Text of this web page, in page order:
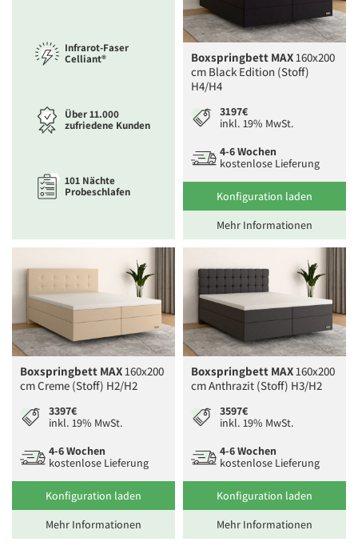
Infrarot-Faser
Celliant®
Über 11.000
zufriedene Kunden
101 Nächte
Probeschlafen
Boxspringbett MAX160x200
cm Black Edition (Stoff)
H4/H4
3197€
inkl. 19% MwSt.
4-6 Wochen
kostenlose Lieferung
Konfiguration laden
Mehr Informationen
Boxspringbett MAX160x200
cm Creme (Stoff) H2/H2
3397€
inkl. 19% MwSt.
4-6 Wochen
kostenlose Lieferung
Konfiguration laden
Mehr Informationen
Boxspringbett MAX160x200
cm Anthrazit (Stoff) H3/H2
3597€
inkl. 19% MwSt.
4-6 Wochen
kostenlose Lieferung
Konfiguration laden
Mehr Informationen